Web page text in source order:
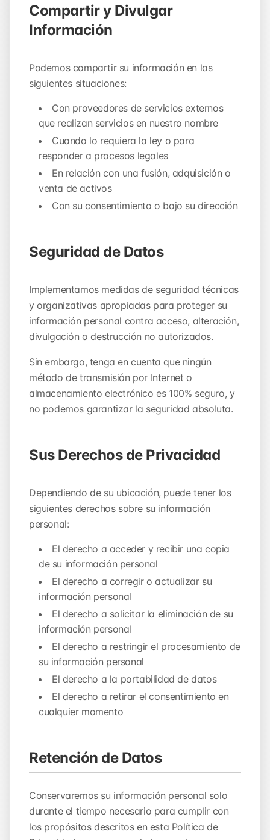
Compartir y Divulgar
Información
Podemos compartir su información en las
siguientes situaciones:
Con proveedores de servicios externos
que realizan servicios en nuestro nombre
Cuando lo requiera la ley o para
responder a procesos legales
En relación con una fusión, adquisición o
venta de activos
Con su consentimiento o bajo su dirección
Seguridad de Datos
Implementamos medidas de seguridad técnicas
y organizativas apropiadas para proteger su
información personal contra acceso, alteración,
divulgación o destrucción no autorizados.
Sin embargo, tenga en cuenta que ningún
método de transmisión por Internet o
almacenamiento electrónico es 100% seguro, y
no podemos garantizar la seguridad absoluta.
Sus Derechos de Privacidad
Dependiendo de su ubicación, puede tener los
siguientes derechos sobre su información
personal:
El derecho a acceder y recibir una copia
de su información personal
El derecho a corregir o actualizar su
información personal
El derecho a solicitar la eliminación de su
información personal
El derecho a restringir el procesamiento de
su información personal
El derecho a la portabilidad de datos
El derecho a retirar el consentimiento en
cualquier momento
Retención de Datos
Conservaremos su información personal solo
durante el tiempo necesario para cumplir con
los propósitos descritos en esta Política de